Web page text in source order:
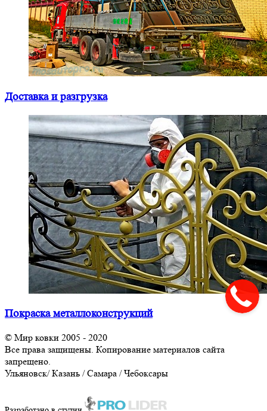
Доставка и разгрузка
Покраска металлоконструкций
© Мир ковки 2005 - 2020
Все права защищены. Копирование материалов сайта
запрещено.
Ульяновск/ Казань / Самара / Чебоксары